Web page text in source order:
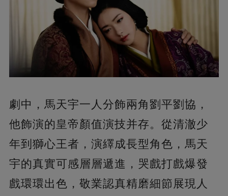
劇中，馬天宇一人分飾兩角劉平劉協，
他飾演的皇帝顏值演技并存。從清澈少
年到獅心王者，演繹成長型角色，馬天
宇的真實可感層層遞進，哭戲打戲爆發
戲環環出色，敬業認真精磨細節展現人